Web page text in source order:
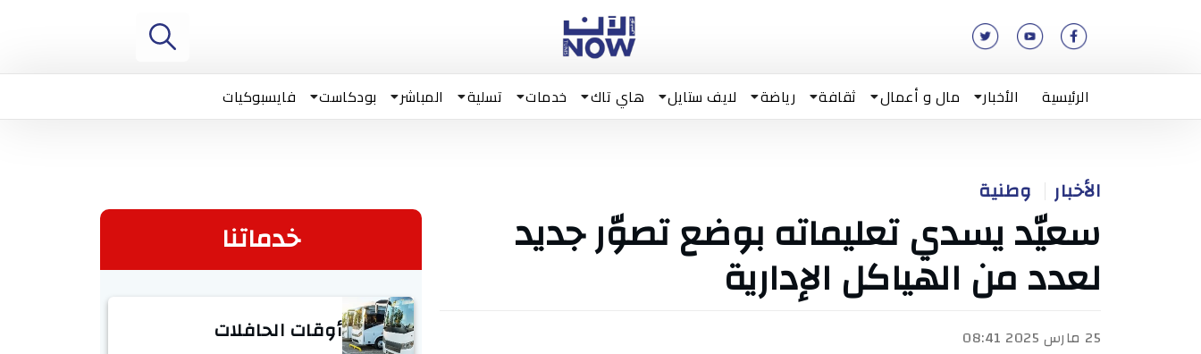
الرئيسية الأخبار مال و أعمال ثقافة رياضة لايف ستايل هاي تاك خدمات تسلية المباشر بودكاست فايسبوكيات
الأخبار وطنية
سعيّد يسدي تعليماته بوضع تصوّر جديد
لعدد من الهياكل الإدارية
25 مارس 2025 08:41
خدماتنا
أوقات الحافلات